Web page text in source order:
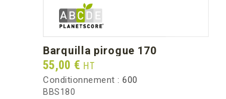
barquilla pirogue 170
Prix
55,00 € HT
Conditionnement : 600
BBS180